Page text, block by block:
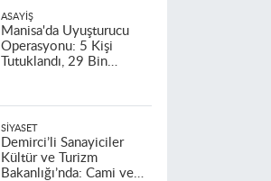
ASAYIŞ
Manisa'da Uyuşturucu
Operasyonu: 5 Kişi
Tutuklandı, 29 Bin
SIYASET
Demirci’li Sanayiciler
Kültür ve Turizm
Bakanlığı’nda: Cami ve